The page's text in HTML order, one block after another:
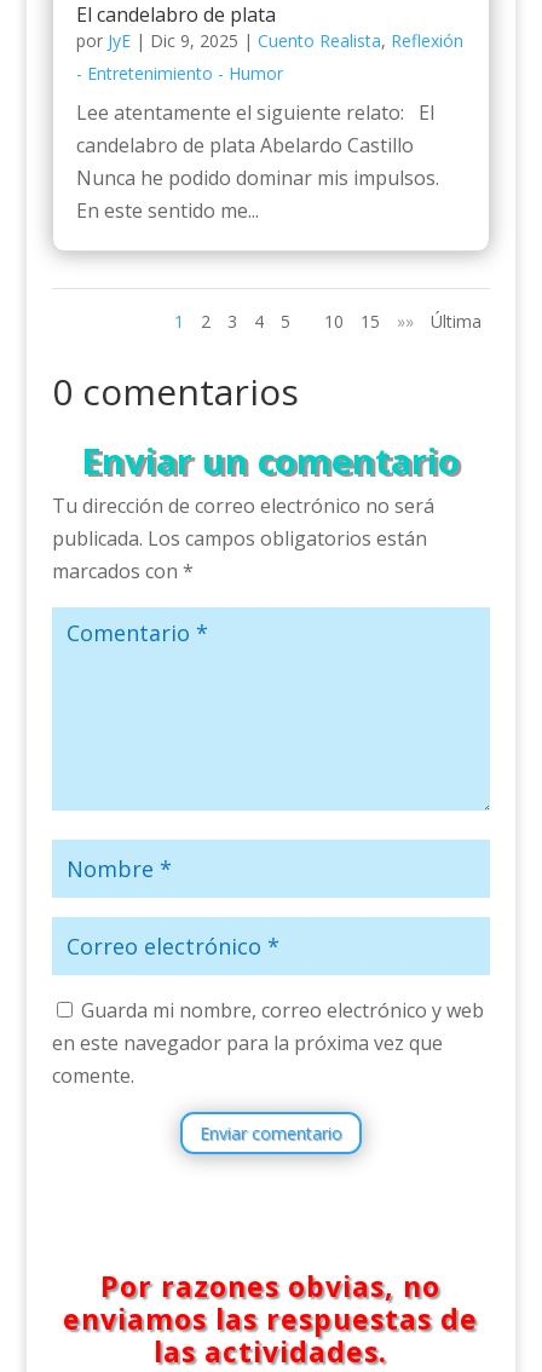
El candelabro de plata
por JyE| Dic 9, 2025 | Cuento Realista, Reflexión
- Entretenimiento - Humor
Lee atentamente el siguiente relato: El
candelabro de plata Abelardo Castillo
Nunca he podido dominar mis impulsos.
En este sentido me...
1 2 3 4 5 10 15 »» Última
0 comentarios
Enviar un comentario
Tu dirección de correo electrónico no será
publicada. Los campos obligatorios están
marcados con *
Guarda mi nombre, correo electrónico y web
en este navegador para la próxima vez que
comente.
Enviar comentario
Por razones obvias, no
enviamos las respuestas de
las actividades.